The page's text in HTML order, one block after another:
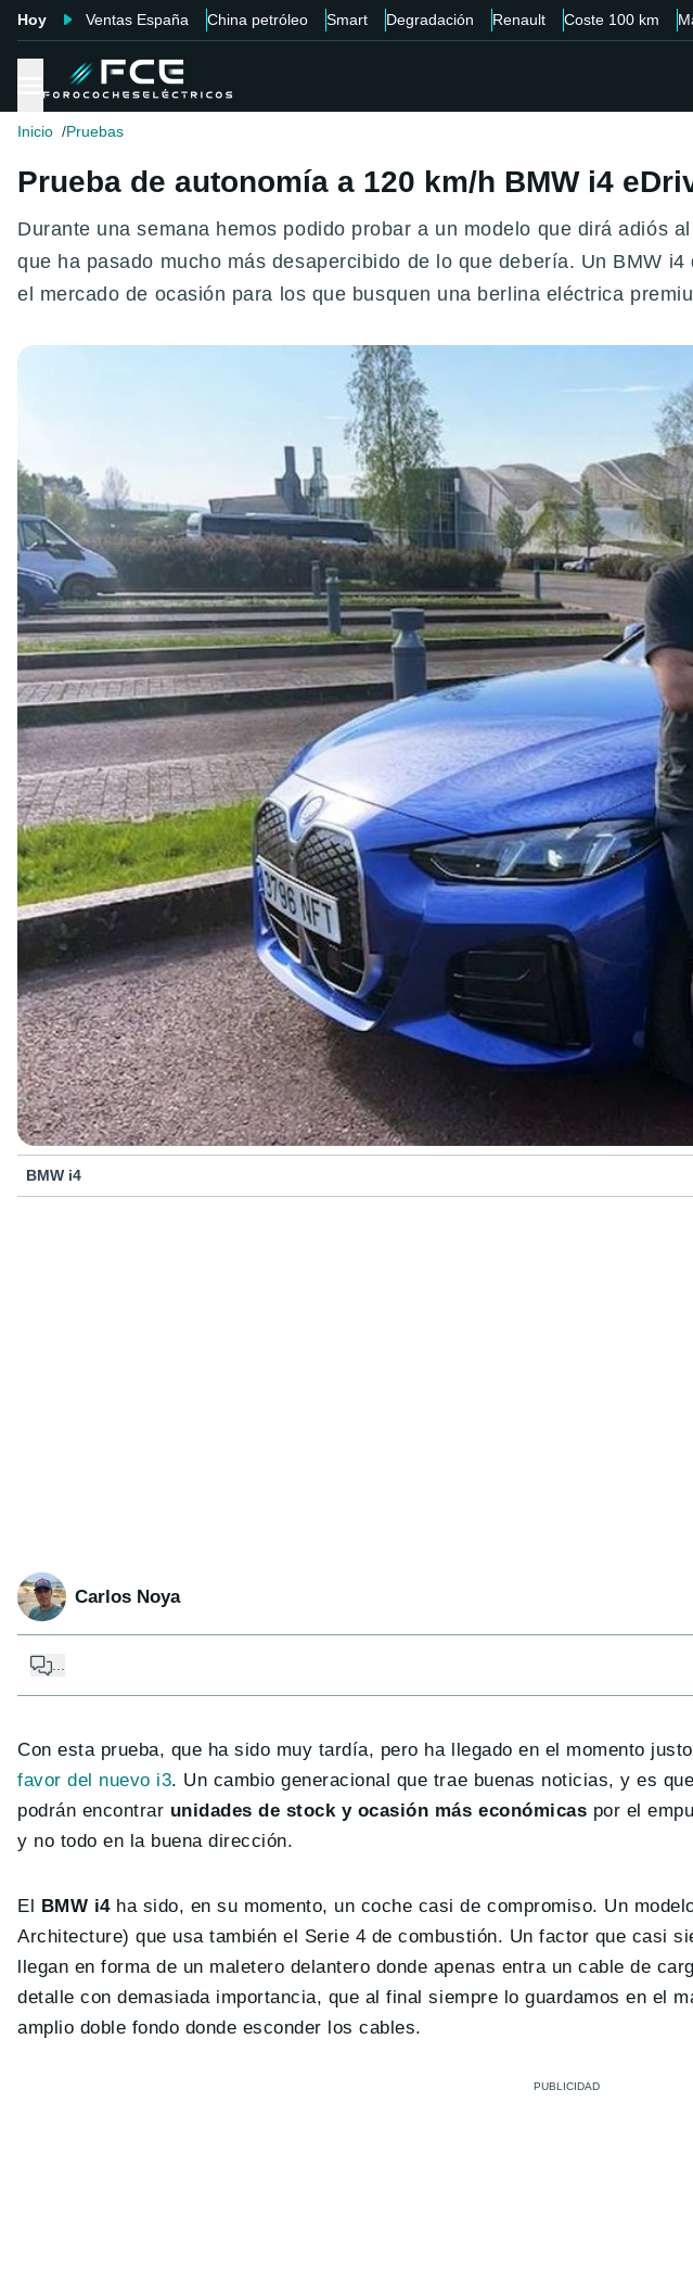
Hoy Ventas España China petróleo Smart Degradación Renault Coste 100 km
Inicio Pruebas
Prueba de autonomía a 120 km/h BMW i4
Durante una semana hemos podido probar a un modelo que dirá adiós
que ha pasado mucho más desapercibido de lo que debería. Un BMW
el mercado de ocasión para los que busquen una berlina eléctrica
BMW i4
Carlos Noya
...
Con esta prueba, que ha sido muy tardía, pero ha llegado en el momento justo
favor del nuevo i3. Un cambio generacional que trae buenas noticias, y es
podrán encontrar unidades de stock y ocasión más económicas por el
y no todo en la buena dirección.
El BMW i4ha sido, en su momento, un coche casi de compromiso. Un
Architecture) que usa también el Serie 4 de combustión. Un factor que casi
llegan en forma de un maletero delantero donde apenas entra un cable de
detalle con demasiada importancia, que al final siempre lo guardamos en el
amplio doble fondo donde esconder los cables.